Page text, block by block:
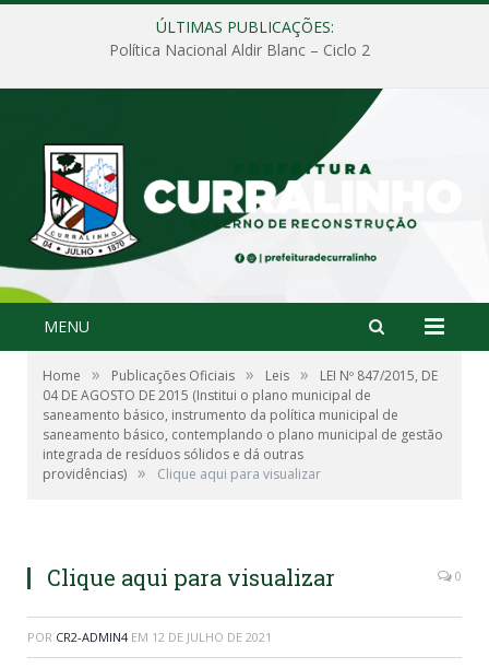
ÚLTIMAS PUBLICAÇÕES:
Política Nacional Aldir Blanc – Ciclo 2
MENU
Home » Publicações Oficiais » Leis »
LEI Nº 847/2015, DE
04 DE AGOSTO DE 2015 (Institui o plano municipal de
saneamento básico, instrumento da política municipal de
saneamento básico, contemplando o plano municipal de gestão
integrada de resíduos sólidos e dá outras
providências) » Clique aqui para visualizar
Clique aqui para visualizar 0
POR CR2-ADMIN4 EM 12 DE JULHO DE 2021